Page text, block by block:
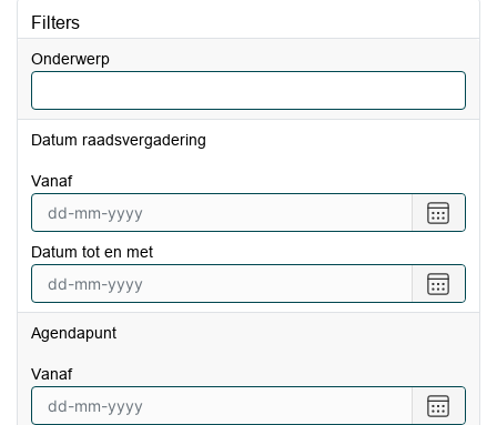
Filters
Onderwerp
Datum raadsvergadering
vanaf
een
vanaf
Datum tot en met
een
met
Agendapunt
vanaf